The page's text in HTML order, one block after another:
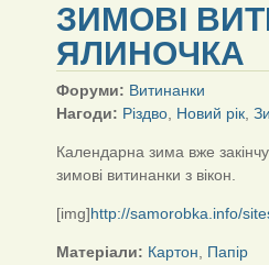
ЗИМОВІ
ЯЛИНОЧКА
Форуми: Витинанки
Нагоди: Різдво Новий рік
Календарна зима вже
зимові витинанки з вікон.
[img]http://samorobka.info/
Матеріали: Картон
Папір